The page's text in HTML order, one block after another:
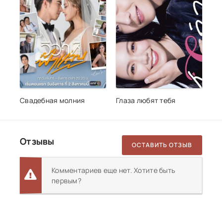
Свадебная молния Глаза любят тебя
Отзывы ОСТАВИТЬ ОТЗЫВ
Комментариев еще нет. Хотите быть
первым?